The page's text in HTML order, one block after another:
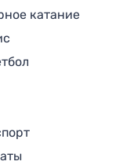
катание